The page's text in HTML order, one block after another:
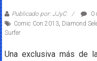
Publicado por: JJyC
0
Comic Con 2013, Diamond
Surfer
Una exclusiva más de